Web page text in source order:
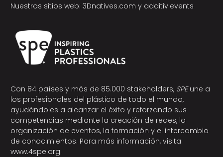
Nuestros sitios web: 3Dnatives.com y additiv.events
Con 84 países y más de 85.000 stakeholders, SPEune a
los profesionales del plástico de todo el mundo,
ayudándoles a alcanzar el éxito y reforzando sus
competencias mediante la creación de redes, la
organización de eventos, la formación y el intercambio
de conocimientos. Para más información, visita
www.4spe.org.